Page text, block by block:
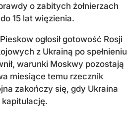
o zabitych żołnierzach
15 lat więzienia.
ogłosił gotowość Rosji
z Ukrainą po spełnieniu
warunki Moskwy pozostają
miesiące temu rzecznik
zakończy się, gdy Ukraina
kapitulację.